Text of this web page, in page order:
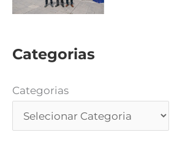
Categorias
Categorias